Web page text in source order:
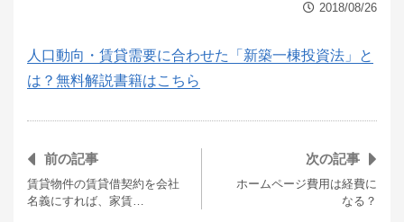
2018/08/26
人口動向・賃貸需要に合わせた「新築一棟投資法」と
は？無料解説書籍はこちら
前の記事
賃貸物件の賃貸借契約を会社
名義にすれば、家賃…
次の記事
ホームページ費用は経費に
なる？